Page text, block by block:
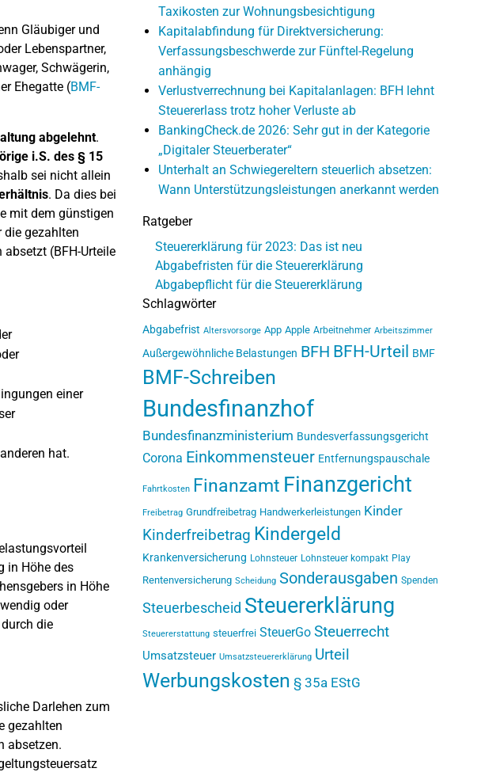
Gläubiger und
Lebenspartner,
Schwägerin,
Ehegatte (BMF-
abgelehnt.
i.S. des § 15
sei nicht allein
. Da dies bei
mit dem günstigen
die gezahlten
(BFH-Urteile
einer
hat.
in Höhe des
in Höhe
oder
die
Darlehen zum
gezahlten
absetzen.
Taxikosten zur Wohnungsbesichtigung
Kapitalabfindung für Direktversicherung:
Verfassungsbeschwerde zur Fünftel-Regelung
anhängig
Verlustverrechnung bei Kapitalanlagen: BFH lehnt
Steuererlass trotz hoher Verluste ab
BankingCheck.de 2026: Sehr gut in der Kategorie
„Digitaler Steuerberater“
Unterhalt an Schwiegereltern steuerlich absetzen:
Wann Unterstützungsleistungen anerkannt werden
Ratgeber
Steuererklärung für 2023: Das ist neu
Abgabefristen für die Steuererklärung
Abgabepflicht für die Steuererklärung
Schlagwörter
Abgabefrist Altersvorsorge App Apple Arbeitnehmer Arbeitszimmer
Außergewöhnliche Belastungen BFH BFH-Urteil BMF
BMF-Schreiben
Bundesfinanzhof
Bundesfinanzministerium Bundesverfassungsgericht
Corona Einkommensteuer Entfernungspauschale
Fahrtkosten Finanzamt Finanzgericht
Freibetrag Grundfreibetrag Handwerkerleistungen Kinder
Kinderfreibetrag Kindergeld
Krankenversicherung Lohnsteuer Lohnsteuer kompakt Play
Rentenversicherung Scheidung Sonderausgaben Spenden
Steuerbescheid Steuererklärung
Steuererstattung steuerfrei SteuerGo Steuerrecht
Umsatzsteuer Umsatzsteuererklärung Urteil
Werbungskosten § 35a EStG